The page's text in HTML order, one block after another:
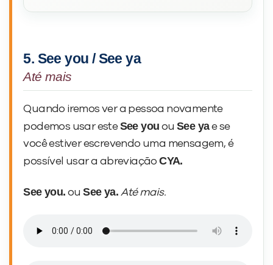
5. See you / See ya
Até mais
Quando iremos ver a pessoa novamente
podemos usar esteSee you ouSee yae se
você estiver escrevendo uma mensagem, é
possível usar a abreviaçãoCYA.
See you. ouSee ya.Até mais.